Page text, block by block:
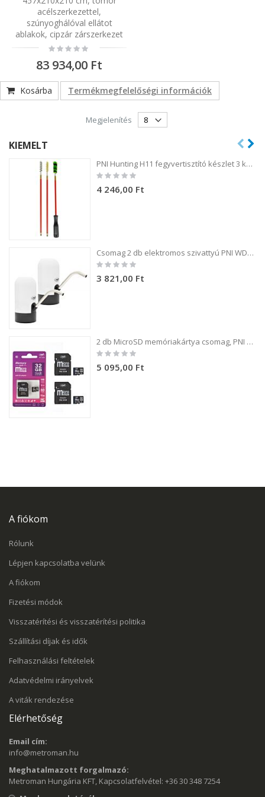
acélszerkezettel,
szúnyoghálóval ellátot
ablakok, cipzár zárszerkezet
Rating:
0%
83 934,00 Ft
Kosárba Termékmegfelelőségi információk
Megjelenítés
KIEMELT
PNI Hunting H11 fegyvertisztító készlet 3 kefével .54 kaliberű fegyverekhez
Rating:
0%
4 246,00 Ft
Csomag 2 db elektromos szivattyú PNI WD100 palackhoz töltés USB-C-n keresztül, 800 mAh akkumulátor, teljesítmény 4W
Rating:
0%
3 821,00 Ft
2 db MicroSD memóriakártya csomag, PNI 32GB Class 10, 80 Mb/s, V30, SD adapterekkel
Rating:
0%
5 095,00 Ft
A fiókom
Rólunk
Lépjen kapcsolatba velünk
A fiókom
Fizetési módok
Visszatérítési és visszatérítési politika
Szállítási díjak és idők
Felhasználási feltételek
Adatvédelmi irányelvek
A viták rendezése
Elérhetőség
Email cím:
info@metroman.hu
Meghatalmazott forgalmazó:
Metroman Hungária KFT, Kapcsolatfelvétel: +36 30 348 7254